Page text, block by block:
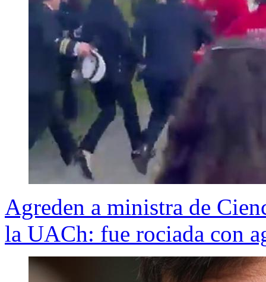
Agreden a ministra de
la UACh: fue rociada con